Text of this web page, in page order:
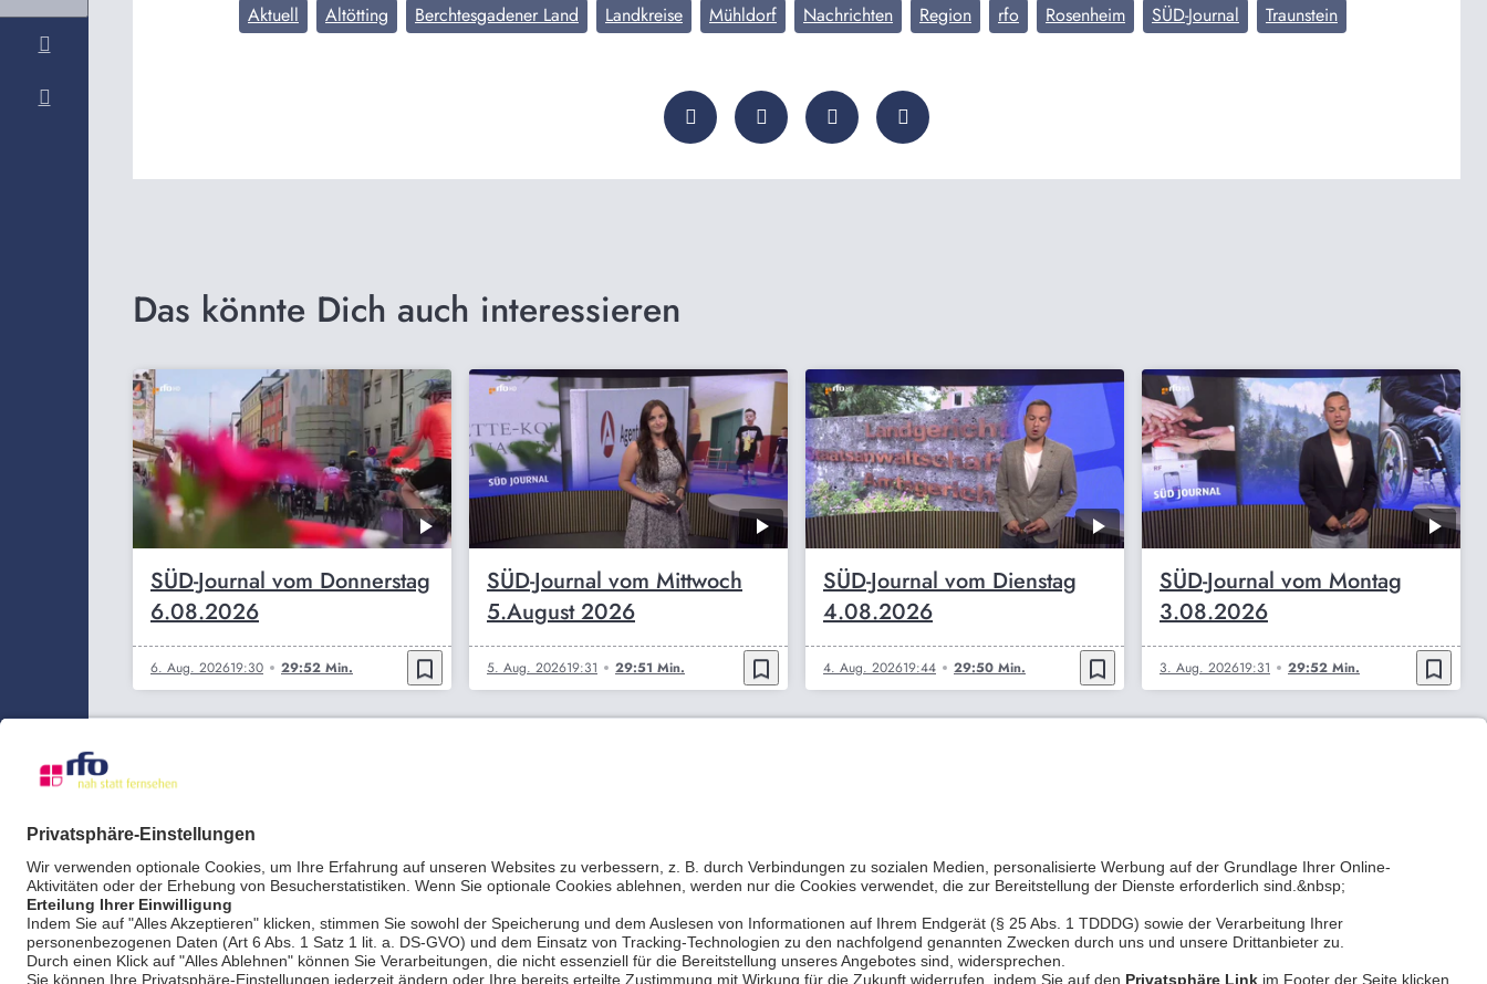
Aktuell Altötting Berchtesgadener Land Landkreise Mühldorf Nachrichten Region rfo Rosenheim SÜD-Journal Traunstein
Das könnte Dich auch interessieren
SÜD-Journal vom Donnerstag
6.08.2026
6. Aug. 202619:30 29:52 Min. bookmark_border
SÜD-Journal vom Mittwoch
5.August 2026
5. Aug. 202619:31 29:51 Min. bookmark_border
SÜD-Journal vom Dienstag
4.08.2026
4. Aug. 202619:44 29:50 Min. bookmark_border
SÜD-Journal vom Montag
3.08.2026
3. Aug. 202619:31 29:52 Min. bookmark_border